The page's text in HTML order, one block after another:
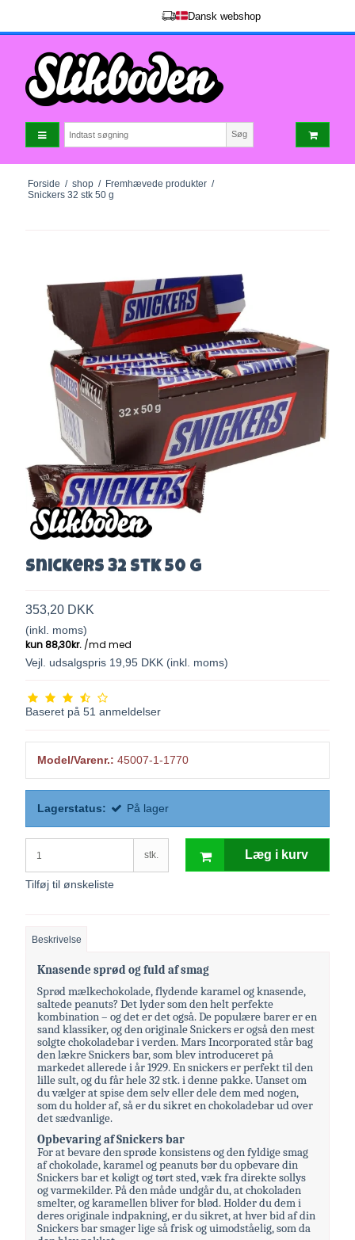
Dansk webshop
Søg
Forside / shop / Fremhævede produkter /
Snickers 32 stk 50 g
Snickers 32 stk 50 g
353,20 DKK
(inkl. moms)
Vejl. udsalgspris 19,95 DKK (inkl. moms)
Baseret på 51 anmeldelser
Model/Varenr.: 45007-1-1770
Lagerstatus: På lager
stk. Læg i kurv
Tilføj til ønskeliste
Beskrivelse
Knasende sprød og fuld af smag
Sprød mælkechokolade, flydende karamel og knasende,
saltede peanuts? Det lyder som den helt perfekte
kombination – og det er det også. De populære barer er en
sand klassiker, og den originale Snickers er også den mest
solgte chokoladebar i verden. Mars Incorporated står bag
den lækre Snickers bar, som blev introduceret på
markedet allerede i år 1929. En snickers er perfekt til den
lille sult, og du får hele 32 stk. i denne pakke. Uanset om
du vælger at spise dem selv eller dele dem med nogen,
som du holder af, så er du sikret en chokoladebar ud over
det sædvanlige.
Opbevaring af Snickers bar
For at bevare den sprøde konsistens og den fyldige smag
af chokolade, karamel og peanuts bør du opbevare din
Snickers bar et køligt og tørt sted, væk fra direkte sollys
og varmekilder. På den måde undgår du, at chokoladen
smelter, og karamellen bliver for blød. Holder du dem i
deres originale indpakning, er du sikret, at hver bid af din
Snickers bar smager lige så frisk og uimodståelig, som da